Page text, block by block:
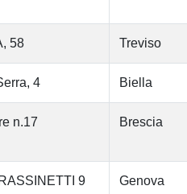
58 Treviso
4 Biella
n.17 Brescia
9 Genova